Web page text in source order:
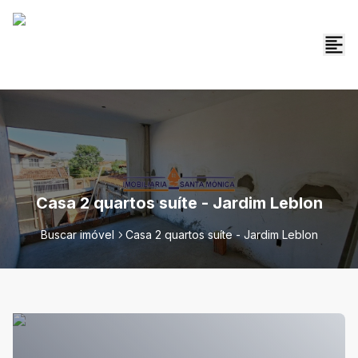
Casa 2 quartos suíte - Jardim Leblon
Buscar imóvel Casa 2 quartos suíte - Jardim Leblon